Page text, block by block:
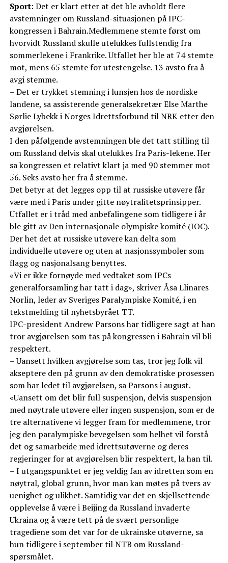
Sport: Det er klart etter at det ble avholdt flere
avstemninger om Russland-situasjonen på IPC-
kongressen i Bahrain.Medlemmene stemte først om
hvorvidt Russland skulle utelukkes fullstendig fra
sommerlekene i Frankrike. Utfallet her ble at 74 stemte
mot, mens 65 stemte for utestengelse. 13 avsto fra å
avgi stemme.
– Det er trykket stemning i lunsjen hos de nordiske
landene, sa assisterende generalsekretær Else Marthe
Sørlie Lybekk i Norges Idrettsforbund til NRK etter den
avgjørelsen.
I den påfølgende avstemningen ble det tatt stilling til
om Russland delvis skal utelukkes fra Paris-lekene. Her
sa kongressen et relativt klart ja med 90 stemmer mot
56. Seks avsto her fra å stemme.
Det betyr at det legges opp til at russiske utøvere får
være med i Paris under gitte nøytralitetsprinsipper.
Utfallet er i tråd med anbefalingene som tidligere i år
ble gitt av Den internasjonale olympiske komité (IOC).
Der het det at russiske utøvere kan delta som
individuelle utøvere og uten at nasjonssymboler som
flagg og nasjonalsang benyttes.
«Vi er ikke fornøyde med vedtaket som IPCs
generalforsamling har tatt i dag», skriver Åsa Llinares
Norlin, leder av Sveriges Paralympiske Komité, i en
tekstmelding til nyhetsbyrået TT.
IPC-president Andrew Parsons har tidligere sagt at han
tror avgjørelsen som tas på kongressen i Bahrain vil bli
respektert.
– Uansett hvilken avgjørelse som tas, tror jeg folk vil
akseptere den på grunn av den demokratiske prosessen
som har ledet til avgjørelsen, sa Parsons i august.
«Uansett om det blir full suspensjon, delvis suspensjon
med nøytrale utøvere eller ingen suspensjon, som er de
tre alternativene vi legger fram for medlemmene, tror
jeg den paralympiske bevegelsen som helhet vil forstå
det og samarbeide med idrettsutøverne og deres
regjeringer for at avgjørelsen blir respektert, la han til.
– I utgangspunktet er jeg veldig fan av idretten som en
nøytral, global grunn, hvor man kan møtes på tvers av
uenighet og ulikhet. Samtidig var det en skjellsettende
opplevelse å være i Beijing da Russland invaderte
Ukraina og å være tett på de svært personlige
tragediene som det var for de ukrainske utøverne, sa
hun tidligere i september til NTB om Russland-
spørsmålet.